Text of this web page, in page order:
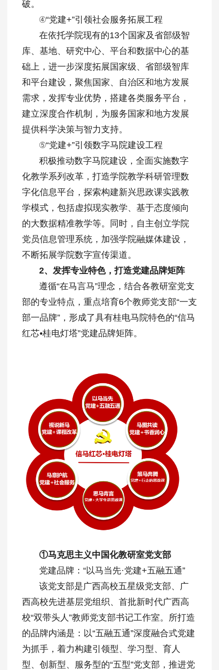
破。
④“党建+”引领社会服务拓展工程
在依托学院现有的13个国家及省部级智
库、基地、研究中心、平台和数据中心的基
础上，进一步深度拓展国家级、省部级智库
和平台建设，聚焦国家、自治区和地方发展
需求，发挥专业优势，搭建各类服务平台，
建立深度合作机制，为服务国家和地方发展
提供科学决策与智力支持。
⑤“党建+”引领数字马院建设工程
积极推动数字马院建设，全面实施数字
化教学系列改革，打造学院教学科研管理数
字化信息平台，探索构建新兴思政课实践教
学模式，包括虚拟现实教学、基于态度倾向
的大数据精准教学等。同时，自主创立学院
党员信息管理系统，加强学院融媒体建设，
不断拓展学院数字宣传渠道。
2、发挥专业特色，打造党建品牌矩阵
遵循“在马言马”理念，结合各教研室党支
部的专业特点，重点培育6个教师党支部“一支
部一品牌”，形成了具有桂电马院特色的“信马
红芯•桂电灯塔”党建品牌矩阵。
①马克思主义中国化教研室党支部
党建品牌：“以马当先·党建+五融五通”
该党支部是广西高校五星级党支部、广
西高校先进基层党组织、首批新时代广西高
校“双带头人”教师党支部书记工作室。所打造
的品牌内涵是：以“五融五通”深度融合式党建
为抓手，着力构建引领型、学习型、育人
型、创新型、服务型的“五型”党支部，推进党